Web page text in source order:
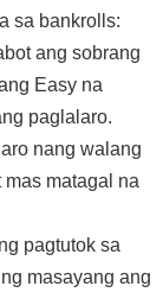
sa bankrolls:
ang sobrang
Easy na
paglalaro.
nang walang
matagal na
pagtutok sa
masayang ang